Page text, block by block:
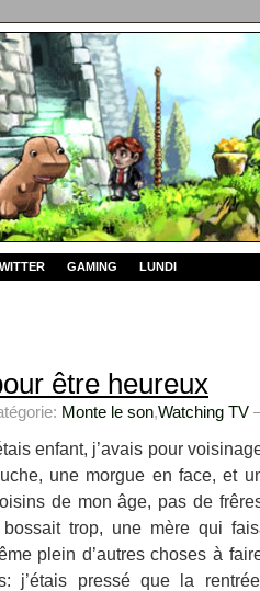
GAMING LUNDI
être heureux
Monte le son,Watching TV
enfant, j’avais pour
une morgue en face, et
de mon âge, pas de
trop, une mère qui
plein d’autres choses à
j’étais pressé que la